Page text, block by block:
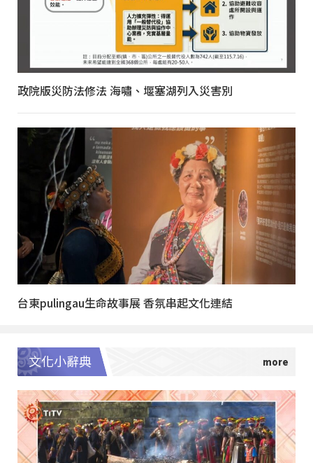
政院版災防法修法 海嘯、堰塞湖列入災害別
台東pulingau生命故事展 香氛串起文化連結
文化小辭典